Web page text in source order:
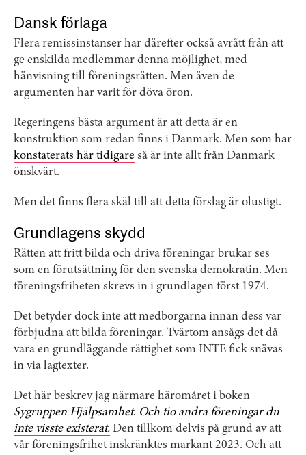
Dansk förlaga
Flera remissinstanser har därefter också avrått från att
ge enskilda medlemmar denna möjlighet, med
hänvisning till föreningsrätten. Men även de
argumenten har varit för döva öron.
Regeringens bästa argument är att detta är en
konstruktion som redan finns i Danmark. Men som har
konstaterats här tidigare så är inte allt från Danmark
önskvärt.
Men det finns flera skäl till att detta förslag är olustigt.
Grundlagens skydd
Rätten att fritt bilda och driva föreningar brukar ses
som en förutsättning för den svenska demokratin. Men
föreningsfriheten skrevs in i grundlagen först 1974.
Det betyder dock inte att medborgarna innan dess var
förbjudna att bilda föreningar. Tvärtom ansågs det då
vara en grundläggande rättighet som INTE fick snävas
in via lagtexter.
Det här beskrev jag närmare häromåret i boken
Sygruppen Hjälpsamhet. Och tio andra föreningar du
inte visste existerat. Den tillkom delvis på grund av att
vår föreningsfrihet inskränktes markant 2023. Och att